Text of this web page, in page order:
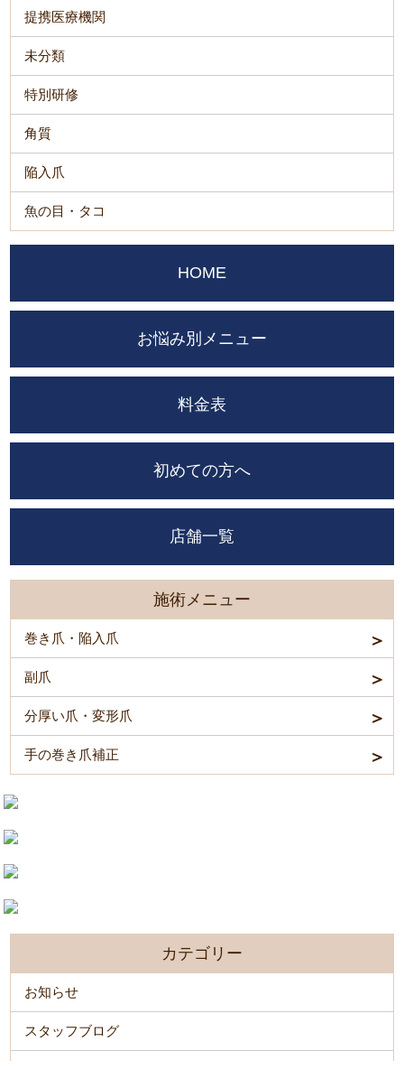
提携医療機関
未分類
特別研修
角質
陥入爪
魚の目・タコ
HOME
お悩み別メニュー
料金表
初めての方へ
店舗一覧
施術メニュー
巻き爪・陥入爪
副爪
分厚い爪・変形爪
手の巻き爪補正
カテゴリー
お知らせ
スタッフブログ